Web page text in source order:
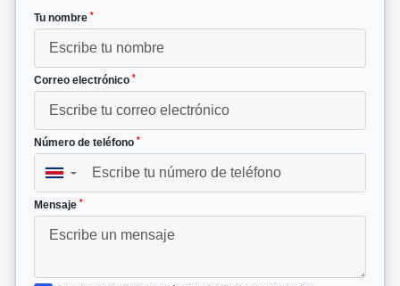
Tu nombre *
Correo electrónico *
Número de teléfono *
▼
Mensaje *